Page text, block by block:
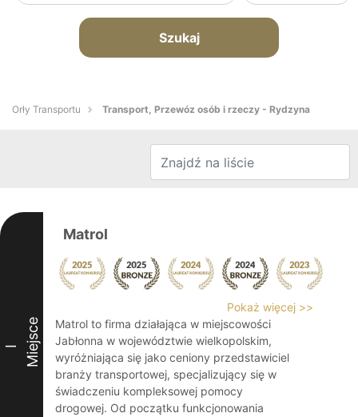
Szukaj
Orły Transportu Transport, Przewóz osób i rzeczy - Rydzyna
I Miejsce
Matrol
Pokaż więcej >>
Matrol to firma działająca w miejscowości
Jabłonna w województwie wielkopolskim,
wyróżniająca się jako ceniony przedstawiciel
branży transportowej, specjalizujący się w
świadczeniu kompleksowej pomocy
drogowej. Od początku funkcjonowania